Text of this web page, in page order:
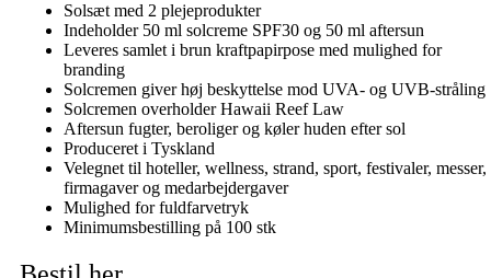
Solsæt med 2 plejeprodukter
Indeholder 50 ml solcreme SPF30 og 50 ml aftersun
Leveres samlet i brun kraftpapirpose med mulighed for
branding
Solcremen giver høj beskyttelse mod UVA- og UVB-stråling
Solcremen overholder Hawaii Reef Law
Aftersun fugter, beroliger og køler huden efter sol
Produceret i Tyskland
Velegnet til hoteller, wellness, strand, sport, festivaler, messer,
firmagaver og medarbejdergaver
Mulighed for fuldfarvetryk
Minimumsbestilling på 100 stk